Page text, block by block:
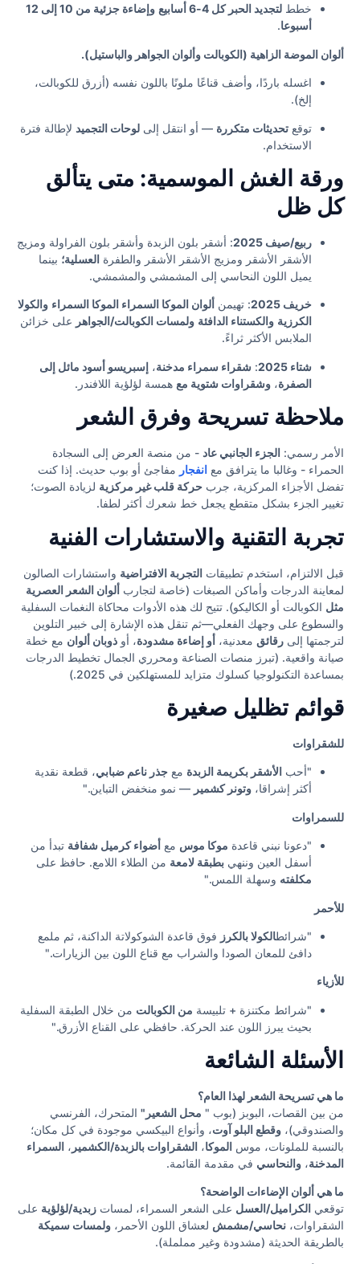
خطط لتجديد الحبر كل 4-6 أسابيع
وإضاءة جزئية من 10 إلى 12
أسبوعا.
ألوان الموضة الزاهية (الكوبالت وألوان الجواهر والباستيل).
اغسله باردًا، وأضف قناعًا ملونًا باللون نفسه (أزرق للكوبالت،
إلخ).
توقع تحديثات متكررة — أو انتقل إلى لوحات التجميد لإطالة فترة
الاستخدام.
ورقة الغش الموسمية: متى يتألق
كل ظل
ربيع/صيف 2025
: أشقر بلون الزبدة وأشقر بلون الفراولة ومزيج
الأشقر الأشقر ومزيج الأشقر الأشقر والطفرة العسلية؛ بينما
يميل اللون النحاسي إلى المشمشي والمشمشي.
خريف 2025 : تهيمن ألوان الموكا السمراء الموكا السمراء والكولا
الكرزية والكستناء الدافئة ولمسات الكوبالت/الجواهر على خزائن
الملابس الأكثر ثراءً.
شتاء 2025 : شقراء سمراء مدخنة، إسبريسو أسود مائل إلى
الصفرة، وشقراوات شتوية مع همسة لؤلؤية اللافندر.
ملاحظة تسريحة وفرق الشعر
الأمر رسمي: الجزء الجانبي عاد - من منصة العرض إلى السجادة
الحمراء - وغالبا ما يترافق مع انفجار مفاجئ أو بوب حديث. إذا كنت
تفضل الأجزاء المركزية، جرب حركة قلب غير مركزية لزيادة الصوت؛
تغيير الجزء بشكل متقطع يجعل خط شعرك أكثر لطفا.
تجربة التقنية والاستشارات الفنية
قبل الالتزام، استخدم تطبيقات التجربة الافتراضية واستشارات الصالون
لمعاينة الدرجات وأماكن الصبغات (خاصة لتجارب ألوان الشعر العصرية
مثل الكوبالت أو الكاليكو). تتيح لك هذه الأدوات محاكاة النغمات السفلية
والسطوع على وجهك الفعلي—ثم تنقل هذه الإشارة إلى خبير التلوين
لترجمتها إلى رقائق معدنية، أو إضاءة مشدودة، أو ذوبان ألوان مع خطة
صيانة واقعية. (تبرز منصات الصناعة ومحرري الجمال تخطيط الدرجات
بمساعدة التكنولوجيا كسلوك متزايد للمستهلكين في 2025.)
قوائم تظليل صغيرة
للشقراوات
"أحب الأشقر بكريمة الزبدة مع جذر ناعم ضبابي، قطعة نقدية
أكثر إشراقا، وتونر كشمير — نمو منخفض التباين."
للسمراوات
"دعونا نبني قاعدة موكا موس مع أضواء كرميل شفافة تبدأ من
أسفل العين وننهي بطبقة لامعة من الطلاء اللامع. حافظ على
مكلفته وسهلة اللمس."
للأحمر
"شرائطالكولا بالكرز فوق قاعدة الشوكولاتة الداكنة، ثم ملمع
دافئ للمعان الصودا والشراب مع قناع اللون بين الزيارات."
للأزياء
"شرائط مكتنزة + تلبيسة من الكوبالت من خلال الطبقة السفلية
بحيث يبرز اللون عند الحركة. حافظي على القناع الأزرق."
الأسئلة الشائعة
ما هي تسريحة الشعر لهذا العام؟
من بين القصات، البوبز (بوب " محل الشعير" المتحرك، الفرنسي
والصندوقي)، وقطع البلو آوت، وأنواع البيكسي موجودة في كل مكان؛
بالنسبة للملونات، موس الموكا، الشقراوات بالزبدة/الكشمير ، السمراء
المدخنة، والنحاسي في مقدمة القائمة.
ما هي ألوان الإضاءات الواضحة؟
توقعي الكراميل/العسل على الشعر السمراء، لمسات زبدية/لؤلؤية على
الشقراوات، نحاسي/مشمش لعشاق اللون الأحمر، ولمسات سميكة
بالطريقة الحديثة (مشدودة وغير مململة).